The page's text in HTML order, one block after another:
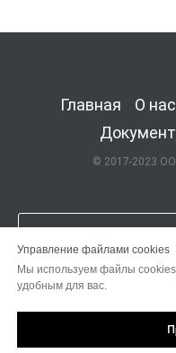
Главная О нас
© 2017-2023
Управление файлами cookies
Мы используем файлы
удобным для вас.